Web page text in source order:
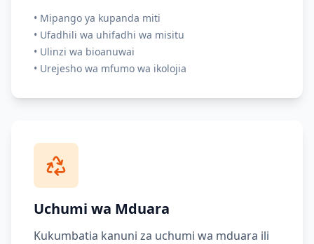
• Mipango ya kupanda miti
• Ufadhili wa uhifadhi wa misitu
• Ulinzi wa bioanuwai
• Urejesho wa mfumo wa ikolojia
Uchumi wa Mduara
Kukumbatia kanuni za uchumi wa mduara ili